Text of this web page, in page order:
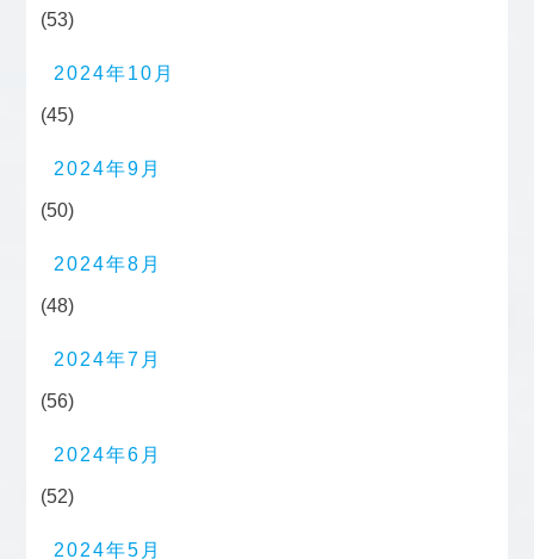
(53)
2024年10月
(45)
2024年9月
(50)
2024年8月
(48)
2024年7月
(56)
2024年6月
(52)
2024年5月